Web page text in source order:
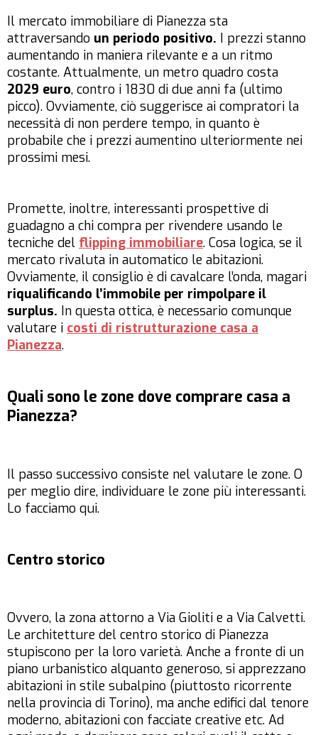
Il mercato immobiliare di Pianezza sta
attraversando un periodo positivo. I prezzi stanno
aumentando in maniera rilevante e a un ritmo
costante. Attualmente, un metro quadro costa
2029 euro, contro i 1830 di due anni fa (ultimo
picco). Ovviamente, ciò suggerisce ai compratori la
necessità di non perdere tempo, in quanto è
probabile che i prezzi aumentino ulteriormente nei
prossimi mesi.
Promette, inoltre, interessanti prospettive di
guadagno a chi compra per rivendere usando le
tecniche del flipping immobiliare. Cosa logica, se il
mercato rivaluta in automatico le abitazioni.
Ovviamente, il consiglio è di cavalcare l’onda, magari
riqualificando l’immobile per rimpolpare il
surplus. In questa ottica, è necessario comunque
valutare i costi di ristrutturazione casa a
Pianezza.
Quali sono le zone dove comprare casa a
Pianezza?
Il passo successivo consiste nel valutare le zone. O
per meglio dire, individuare le zone più interessanti.
Lo facciamo qui.
Centro storico
Ovvero, la zona attorno a Via Gioliti e a Via Calvetti.
Le architetture del centro storico di Pianezza
stupiscono per la loro varietà. Anche a fronte di un
piano urbanistico alquanto generoso, si apprezzano
abitazioni in stile subalpino (piuttosto ricorrente
nella provincia di Torino), ma anche edifici dal tenore
moderno, abitazioni con facciate creative etc. Ad